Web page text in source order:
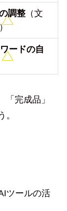
調整 （文
ードの自
完成品」
。
ツールの活